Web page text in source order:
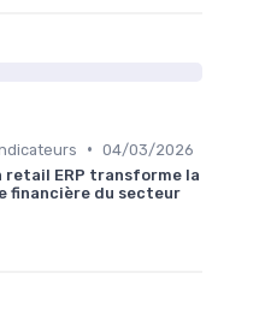
• 04/03/2026
retail ERP transforme la
financière du secteur